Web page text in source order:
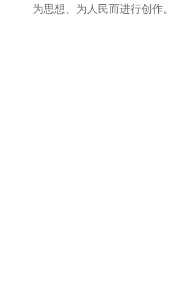
为思想、为人民而进行创作。